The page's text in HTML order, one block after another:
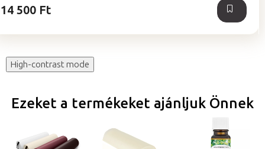
14 500 Ft
High-contrast mode
Ezeket a termékeket ajánljuk Önnek